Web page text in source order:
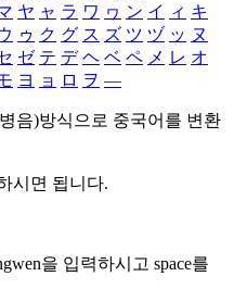
ヤ ャ ラ ワ ヮ ン イ ィ キ
ゥ ク グ ス ズ ツ ヅ ッ ヌ
ゼ テ デ ヘ ベ ペ メ レ オ
ヨ ョ ロ ヲ ―
음)방식으로 중국어를 변환
시면 됩니다.
을 입력하시고 space를